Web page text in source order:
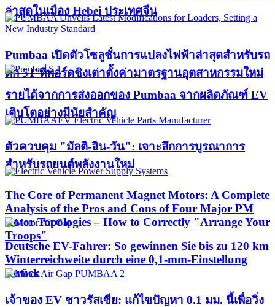
ล่าสุดในเมือง Hebei ประเทศจีน
Pumbaa เปิดตัวโซลูชั่นการแปลงไฟฟ้าล่าสุดสำหรับรถ
ตัก 5T ที่พอร์ตชิงเต่าตั้งค่ามาตรฐานอุตสาหกรรมใหม่
รายได้จากการส่งออกของ Pumbaa จากผลิตภัณฑ์ EV
เติบโตอย่างมีนัยสำคัญ
ตัวควบคุม "มัลติ-อิน-วัน": เจาะลึกการบูรณาการ
สำหรับรถยนต์พลังงานใหม่
The Core of Permanent Magnet Motors: A Complete
Analysis of the Pros and Cons of Four Major PM
Rotor Topologies – How to Correctly "Arrange Your
Troops"
Deutsche EV-Fahrer: So gewinnen Sie bis zu 120 km
Winterreichweite durch eine 0,1-mm-Einstellung
zurück
เจ้าของ EV ชาวรัสเซีย: แก้ไขปัญหา 0.1 มม. นี้เพื่อวิ่ง